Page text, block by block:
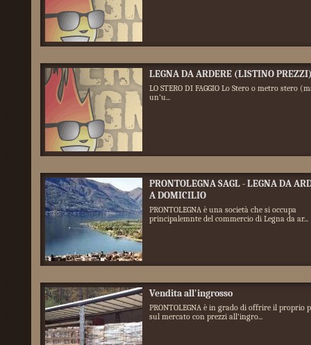
LEGNA DA ARDERE (LISTINO
LO STERO DI FAGGIO Lo Stero o metro stero
un'u...
PRONTOLEGNA SAGL - LEGNA DA
A DOMICILIO
PRONTOLEGNA è una società che si occupa
principalemnte del commercio di Legna da ar...
Vendita all'ingrosso
PRONTOLEGNA è in grado di offrire il proprio
sul mercato con prezzi all'ingro...